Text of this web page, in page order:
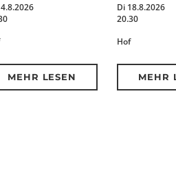
MEHR LESEN
Di 18.8.2026
20.30
Hof
MEHR